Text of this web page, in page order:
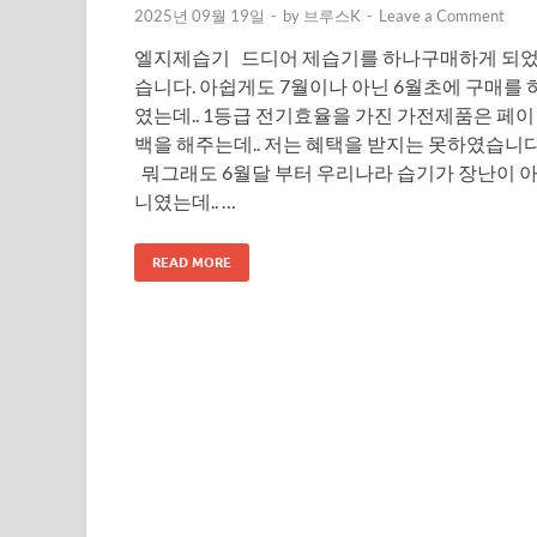
2025년 09월 19일 - by 브루스K - Leave a Comment
엘지제습기 드디어 제습기를 하나구매하게 되었
습니다. 아쉽게도 7월이나 아닌 6월초에 구매를
였는데.. 1등급 전기효율을 가진 가전제품은 페이
백을 해주는데.. 저는 혜택을 받지는 못하였습니
뭐그래도 6월달 부터 우리나라 습기가 장난이 아
니였는데.. …
READ MORE